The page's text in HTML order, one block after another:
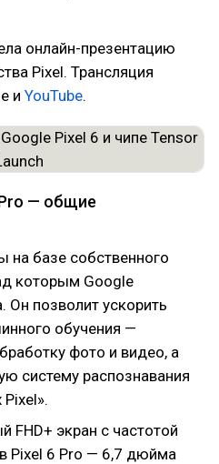
онлайн-презентацию
Pixel. Трансляция
и YouTube.
Pro — общие
на базе собственного
которым Google
Он позволит ускорить
обучения —
фото и видео, а
систему распознавания
экран с частотой
Pixel 6 Pro — 6,7 дюйма